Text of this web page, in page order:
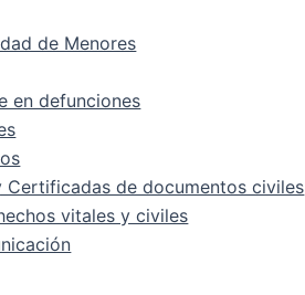
de Menores
en defunciones
de documentos civiles
vitales y civiles